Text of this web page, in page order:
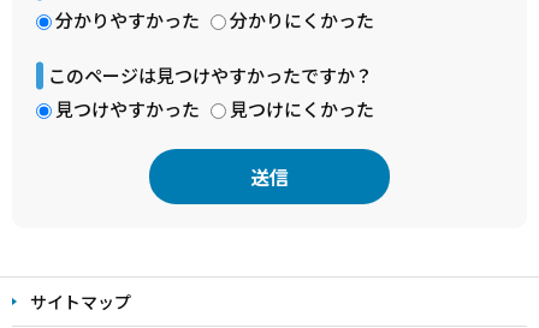
分かりやすかった
分かりにくかった
このページは見つけやすかったですか？
見つけやすかった
見つけにくかった
文
こ サイトマップ